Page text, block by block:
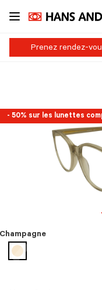
Passer
contenu
principalPrenez rendez-
- 50% sur les lunettes
Champagne
sélectionné